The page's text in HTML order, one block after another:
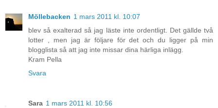
Möllebacken 1 mars 2011 kl. 10:07
blev så exalterad så jag läste inte ordentligt. Det gällde två
lotter , men jag är följare för det och du ligger på min
blogglista så att jag inte missar dina härliga inlägg.
Kram Pella
Svara
Sara 1 mars 2011 kl. 10:56